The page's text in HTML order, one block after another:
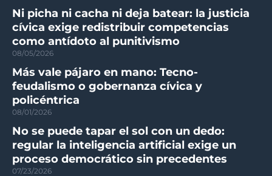
Ni picha ni cacha ni deja batear: la justicia
cívica exige redistribuir competencias
como antídoto al punitivismo
08/05/2026
Más vale pájaro en mano: Tecno-
feudalismo o gobernanza cívica y
policéntrica
08/01/2026
No se puede tapar el sol con un dedo:
regular la inteligencia artificial exige un
proceso democrático sin precedentes
07/23/2026